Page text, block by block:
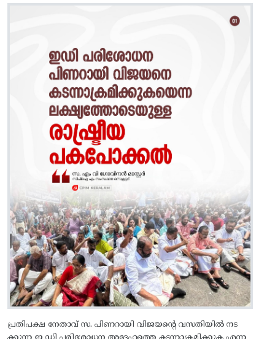
പ്രതിപക്ഷ നേതാവ് സ. പിണറായി വിജയന്റെ വസതിയിൽ നട